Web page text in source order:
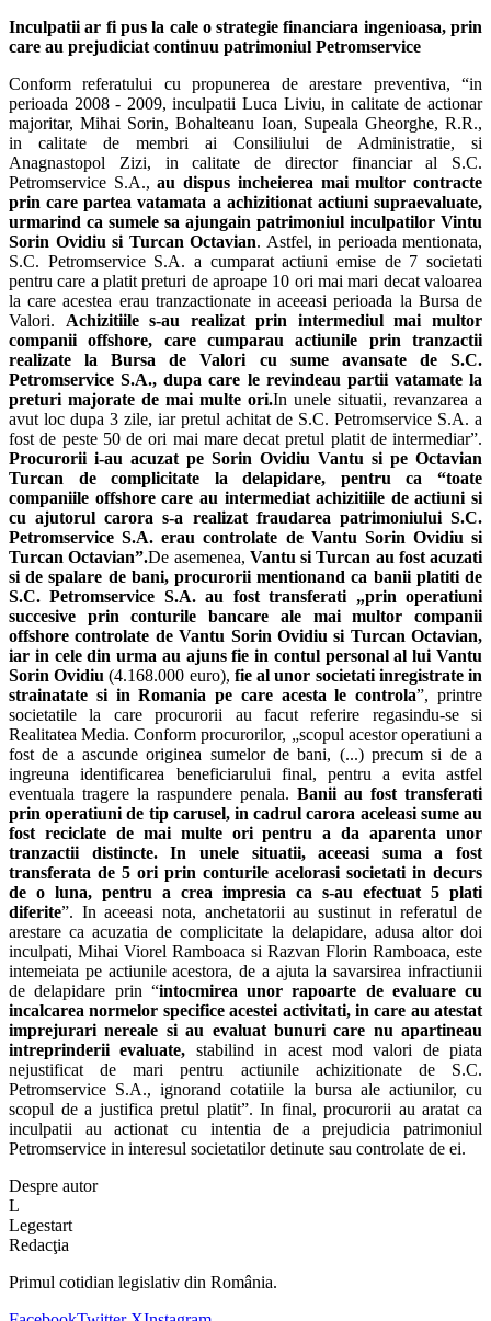
Inculpatii ar fi pus la cale o strategie financiara ingenioasa, prin
care au prejudiciat continuu patrimoniul Petromservice
Conform referatului cu propunerea de arestare preventiva, “in
perioada 2008 - 2009, inculpatii Luca Liviu, in calitate de actionar
majoritar, Mihai Sorin, Bohalteanu Ioan, Supeala Gheorghe, R.R.,
in calitate de membri ai Consiliului de Administratie, si
Anagnastopol Zizi, in calitate de director financiar al S.C.
Petromservice S.A.,au dispus incheierea mai multor contracte
prin care partea vatamata a achizitionat actiuni supraevaluate,
urmarind ca sumele sa ajungain patrimoniul inculpatilor Vintu
Sorin Ovidiu si Turcan Octavian. Astfel, in perioada mentionata,
S.C. Petromservice S.A. a cumparat actiuni emise de 7 societati
pentru care a platit preturi de aproape 10 ori mai mari decat valoarea
la care acestea erau tranzactionate in aceeasi perioada la Bursa de
Valori. Achizitiile s-au realizat prin intermediul mai multor
companii offshore, care cumparau actiunile printranzactii
realizate la Bursa de Valori cu sume avansate de S.C.
Petromservice S.A., dupa care le revindeau partii vatamate la
preturi majorate de mai multe ori.In unele situatii, revanzarea a
avut loc dupa 3 zile, iar pretul achitat de S.C. Petromservice S.A. a
fost de peste 50 de ori mai mare decat pretul platit de intermediar”.
Procurorii i-au acuzat pe Sorin Ovidiu Vantu si pe Octavian
Turcan de complicitate la delapidare, pentru ca “toate
companiile offshore care au intermediat achizitiile de actiuni si
cu ajutorul carora s-a realizat fraudarea patrimoniului S.C.
Petromservice S.A. erau controlate de Vantu Sorin Ovidiu si
Turcan Octavian”.De asemenea, Vantu si Turcan au fost acuzati
si de spalare de bani, procurorii mentionand ca banii platiti de
S.C. Petromservice S.A. au fost transferati „prin operatiuni
succesive prin conturile bancare ale mai multor companii
offshore controlate de Vantu Sorin Ovidiusi Turcan Octavian,
iar in cele din urma au ajuns fiein contul personal al lui Vantu
Sorin Ovidiu (4.168.000 euro), fie al unor societati inregistratein
strainatate si in Romania pe care acesta le controla”, printre
societatile la care procurorii au facut referire regasindu-se si
Realitatea Media. Conform procurorilor, „scopul acestor operatiuni a
fost de a ascunde originea sumelor de bani, (...) precum si de a
ingreuna identificarea beneficiarului final, pentru a evita astfel
eventuala tragere la raspundere penala. Banii au fost transferati
prin operatiuni de tip carusel,in cadrul carora aceleasi sume au
fost reciclate de mai multe ori pentru a da aparenta unor
tranzactii distincte.In unele situatii, aceeasi suma a fost
transferata de 5 ori prin conturile acelorasi societati in decurs
de o luna, pentru a crea impresia ca s-au efectuat 5 plati
diferite”. In aceeasi nota, anchetatorii au sustinut in referatul de
arestare ca acuzatia de complicitate la delapidare, adusa altor doi
inculpati, Mihai Viorel Ramboaca si Razvan Florin Ramboaca, este
intemeiata pe actiunile acestora, de a ajuta la savarsirea infractiunii
de delapidare prin “intocmirea unor rapoarte de evaluare cu
incalcarea normelor specifice acestei activitati, in care au atestat
imprejurari nereale si au evaluat bunuri care nu apartineau
intreprinderii evaluate, stabilind in acest mod valori de piata
nejustificat de mari pentru actiunile achizitionate de S.C.
Petromservice S.A., ignorand cotatiile la bursa ale actiunilor, cu
scopul de a justifica pretul platit”. In final, procurorii au aratat ca
inculpatii au actionat cu intentia de a prejudicia patrimoniul
Petromservice in interesul societatilor detinute sau controlate de ei.
Despre autor
L
Legestart
Redacţia
Primul cotidian legislativ din România.